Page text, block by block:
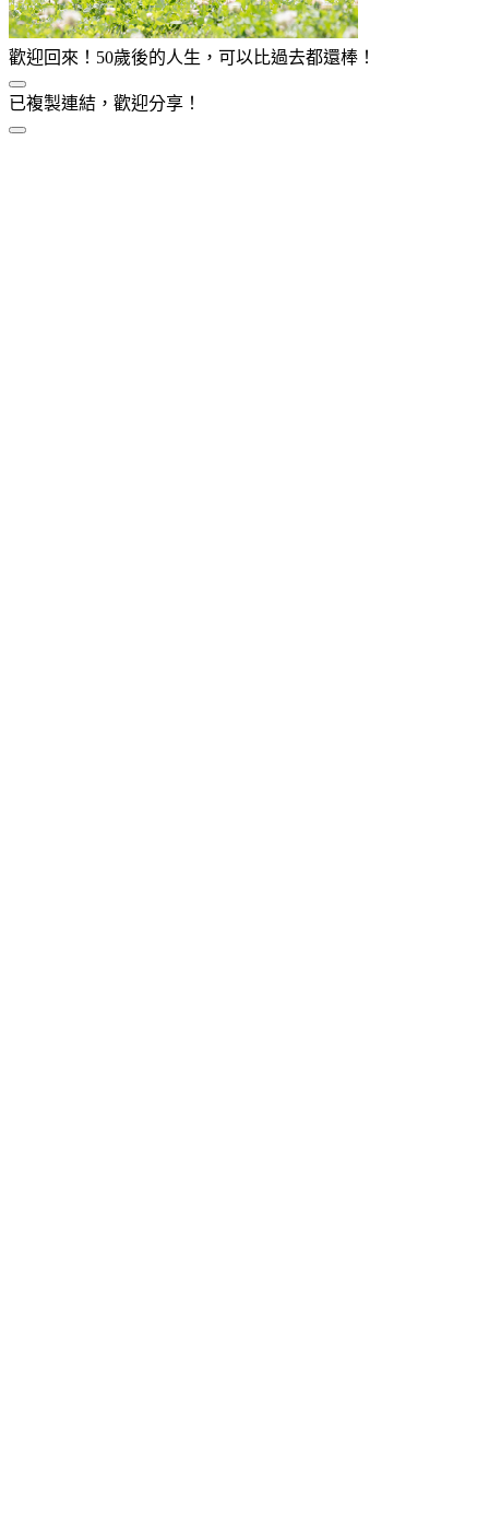
歡迎回來！50歲後的人生，可以比過去都還棒！
已複製連結，歡迎分享！